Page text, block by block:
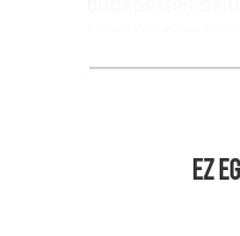
hozzáálláson.
Ez